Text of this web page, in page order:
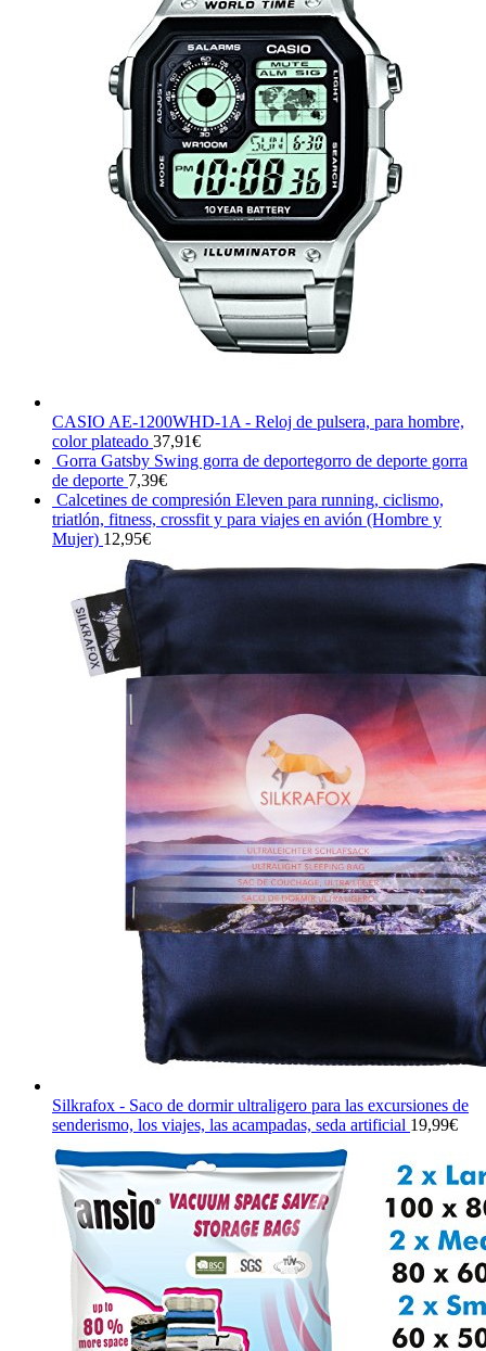
CASIO AE-1200WHD-1A - Reloj de pulsera, para hombre,
color plateado 37,91€
Gorra Gatsby Swing gorra de deportegorro de deporte gorra
de deporte 7,39€
Calcetines de compresión Eleven para running, ciclismo,
triatlón, fitness, crossfit y para viajes en avión (Hombre y
Mujer) 12,95€
Silkrafox - Saco de dormir ultraligero para las excursiones de
senderismo, los viajes, las acampadas, seda artificial 19,99€